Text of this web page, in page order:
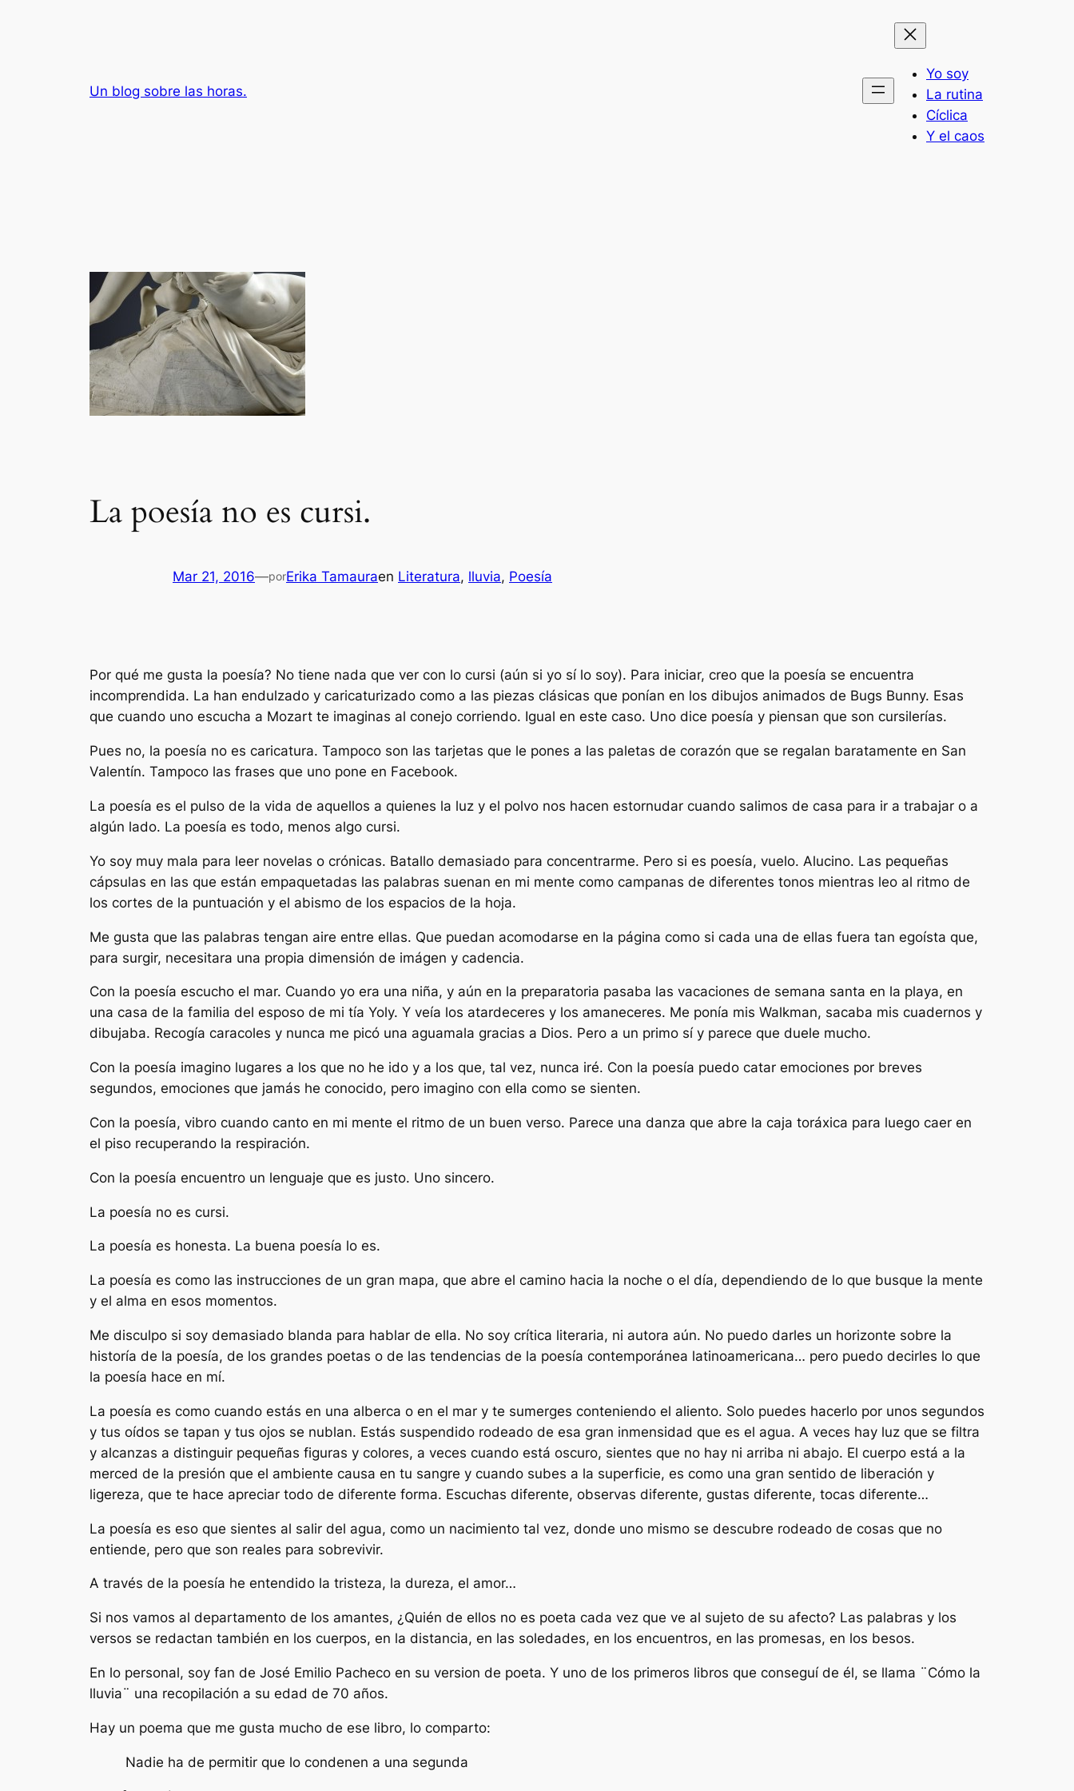
Un blog sobre las horas.
Yo soy
La rutina
Cíclica
Y el caos
La poesía no es cursi.
Mar 21, 2016—porErika Tamauraen Literatura, lluvia, Poesía
Por qué me gusta la poesía? No tiene nada que ver con lo cursi (aún si yo sí lo soy). Para iniciar, creo que la poesía se encuentra
incomprendida. La han endulzado y caricaturizado como a las piezas clásicas que ponían en los dibujos animados de Bugs Bunny. Esas
que cuando uno escucha a Mozart te imaginas al conejo corriendo. Igual en este caso. Uno dice poesía y piensan que son cursilerías.
Pues no, la poesía no es caricatura. Tampoco son las tarjetas que le pones a las paletas de corazón que se regalan baratamente en San
Valentín. Tampoco las frases que uno pone en Facebook.
La poesía es el pulso de la vida de aquellos a quienes la luz y el polvo nos hacen estornudar cuando salimos de casa para ir a trabajar o a
algún lado. La poesía es todo, menos algo cursi.
Yo soy muy mala para leer novelas o crónicas. Batallo demasiado para concentrarme. Pero si es poesía, vuelo. Alucino. Las pequeñas
cápsulas en las que están empaquetadas las palabras suenan en mi mente como campanas de diferentes tonos mientras leo al ritmo de
los cortes de la puntuación y el abismo de los espacios de la hoja.
Me gusta que las palabras tengan aire entre ellas. Que puedan acomodarse en la página como si cada una de ellas fuera tan egoísta que,
para surgir, necesitara una propia dimensión de imágen y cadencia.
Con la poesía escucho el mar. Cuando yo era una niña, y aún en la preparatoria pasaba las vacaciones de semana santa en la playa, en
una casa de la familia del esposo de mi tía Yoly. Y veía los atardeceres y los amaneceres. Me ponía mis Walkman, sacaba mis cuadernos y
dibujaba. Recogía caracoles y nunca me picó una aguamala gracias a Dios. Pero a un primo sí y parece que duele mucho.
Con la poesía imagino lugares a los que no he ido y a los que, tal vez, nunca iré. Con la poesía puedo catar emociones por breves
segundos, emociones que jamás he conocido, pero imagino con ella como se sienten.
Con la poesía, vibro cuando canto en mi mente el ritmo de un buen verso. Parece una danza que abre la caja toráxica para luego caer en
el piso recuperando la respiración.
Con la poesía encuentro un lenguaje que es justo. Uno sincero.
La poesía no es cursi.
La poesía es honesta. La buena poesía lo es.
La poesía es como las instrucciones de un gran mapa, que abre el camino hacia la noche o el día, dependiendo de lo que busque la mente
y el alma en esos momentos.
Me disculpo si soy demasiado blanda para hablar de ella. No soy crítica literaria, ni autora aún. No puedo darles un horizonte sobre la
historía de la poesía, de los grandes poetas o de las tendencias de la poesía contemporánea latinoamericana… pero puedo decirles lo que
la poesía hace en mí.
La poesía es como cuando estás en una alberca o en el mar y te sumerges conteniendo el aliento. Solo puedes hacerlo por unos segundos
y tus oídos se tapan y tus ojos se nublan. Estás suspendido rodeado de esa gran inmensidad que es el agua. A veces hay luz que se filtra
y alcanzas a distinguir pequeñas figuras y colores, a veces cuando está oscuro, sientes que no hay ni arriba ni abajo. El cuerpo está a la
merced de la presión que el ambiente causa en tu sangre y cuando subes a la superficie, es como una gran sentido de liberación y
ligereza, que te hace apreciar todo de diferente forma. Escuchas diferente, observas diferente, gustas diferente, tocas diferente…
La poesía es eso que sientes al salir del agua, como un nacimiento tal vez, donde uno mismo se descubre rodeado de cosas que no
entiende, pero que son reales para sobrevivir.
A través de la poesía he entendido la tristeza, la dureza, el amor…
Si nos vamos al departamento de los amantes, ¿Quién de ellos no es poeta cada vez que ve al sujeto de su afecto? Las palabras y los
versos se redactan también en los cuerpos, en la distancia, en las soledades, en los encuentros, en las promesas, en los besos.
En lo personal, soy fan de José Emilio Pacheco en su version de poeta. Y uno de los primeros libros que conseguí de él, se llama ¨Cómo la
lluvia¨ una recopilación a su edad de 70 años.
Hay un poema que me gusta mucho de ese libro, lo comparto:
Nadie ha de permitir que lo condenen a una segunda